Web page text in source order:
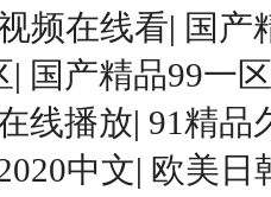
频在线看| 国产
| 国产精品99一区
线播放| 91精品
中文| 欧美日